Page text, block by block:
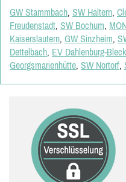
GW Stammbach, SW Haltern,
Freudenstadt, SW Bochum,
Kaiserslautern, GW Sinzheim,
Dettelbach, EV Dahlenburg-
Georgsmarienhütte, SW Nortorf,